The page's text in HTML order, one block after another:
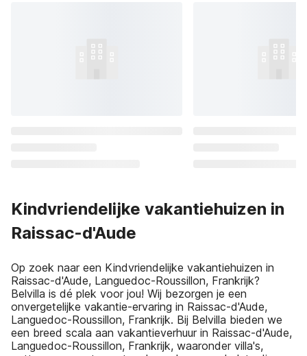
Kindvriendelijke vakantiehuizen in
Raissac-d'Aude
Op zoek naar een Kindvriendelijke vakantiehuizen in
Raissac-d'Aude, Languedoc-Roussillon, Frankrijk?
Belvilla is dé plek voor jou! Wij bezorgen je een
onvergetelijke vakantie-ervaring in Raissac-d'Aude,
Languedoc-Roussillon, Frankrijk. Bij Belvilla bieden we
een breed scala aan vakantieverhuur in Raissac-d'Aude,
Languedoc-Roussillon, Frankrijk, waaronder villa's,